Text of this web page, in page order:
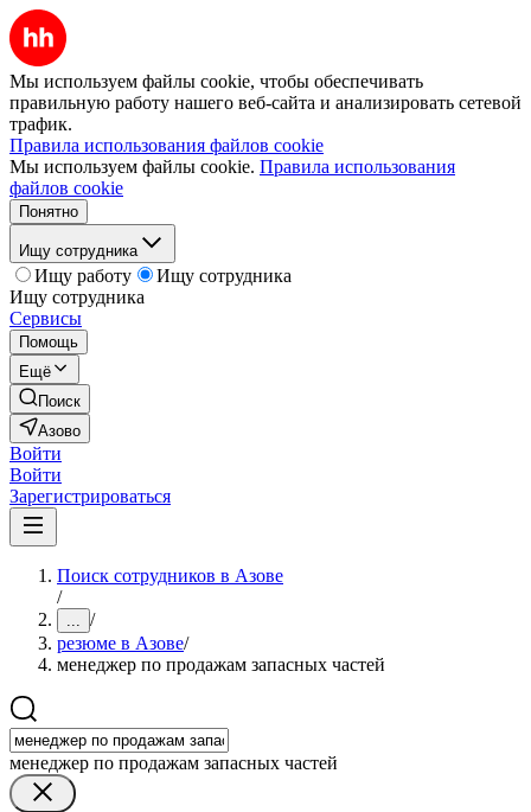
Мы используем файлы cookie, чтобы обеспечивать
правильную работу нашего веб-сайта и анализировать сетевой
трафик.
Правила использования файлов cookie
Мы используем файлы cookie. Правила использования
файлов cookie
Понятно
Ищу сотрудника
Ищу работу
Ищу сотрудника
Ищу сотрудника
Сервисы
Помощь
Ещё
Поиск
Азово
Войти
Войти
Зарегистрироваться
Поиск сотрудников в Азове
/
... /
резюме в Азове/
менеджер по продажам запасных частей
менеджер по продажам запасных частей